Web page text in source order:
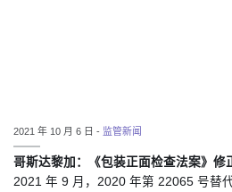
2021 年 10 月 6 日 - 监管新闻
哥斯达黎加：《包装正面检查法案》
2021 年 9 月，2020 年第 22065 号替